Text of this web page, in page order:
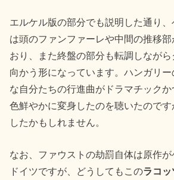
エルケル版の部分でも説明した通り
は頭のファンファーレや中間の推移
おり、また終盤の部分も転調しなが
向かう形になっています。ハンガリ
な自分たちの行進曲がドラマチック
色鮮やかに変身したのを聴いたので
したかもしれません。
なお、ファウストの劫罰自体は原作
ドイツですが、どうしてもこのラコ